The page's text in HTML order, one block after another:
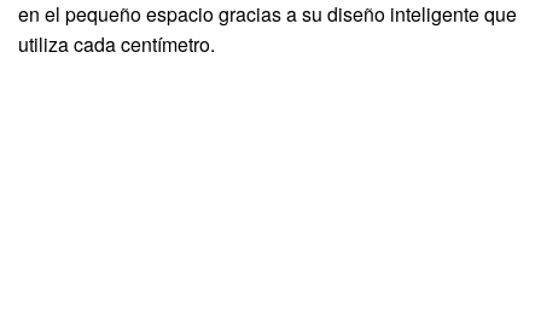
en el pequeño espacio gracias a su diseño inteligente que
utiliza cada centímetro.